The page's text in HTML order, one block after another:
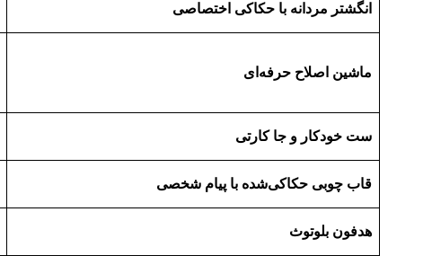
انگشتر مردانه با حکاکی اختصاصی
ماشین اصلاح حرفه‌ای
ست خودکار و جا کارتی
قاب چوبی حکاکی‌شده با پیام شخصی
هدفون بلوتوث